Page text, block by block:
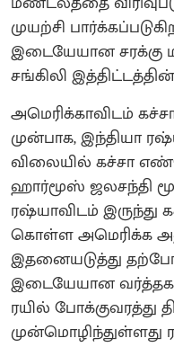
முயற்சி
இடையேயான சரக்கு
சங்கிலி
அமெரிக்காவிடம்
முன்பாக, இந்தியா
விலையில் கச்சா
ஹார்மூஸ் ஜலசந்தி
ரஷ்யாவிடம்
கொள்ள அமெரிக்க
இதனையடுத்து
இடையேயான
ரயில் போக்குவரத்து
முன்மொழிந்துள்ளது